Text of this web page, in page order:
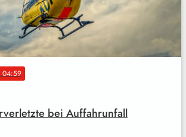
04:59
bei Auffahrunfall